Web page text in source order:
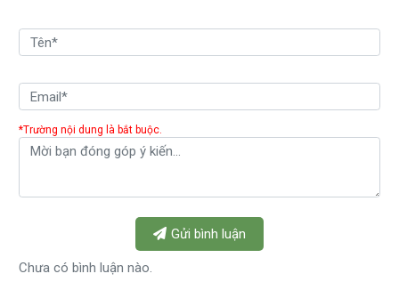
*Trường nội dung là bắt buộc.
Gửi bình luận
Chưa có bình luận nào.